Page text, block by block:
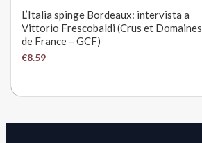
L’Italia spinge Bordeaux: intervista a
Vittorio Frescobaldi (Crus et Domaines
de France – GCF)
€8.59